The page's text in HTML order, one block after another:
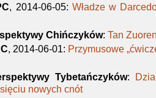
, 2014-06-05: Władze w
Chińczyków:Tan
, 2014-06-01: Przymusowe
Tybetańczyków:
nowych cnót